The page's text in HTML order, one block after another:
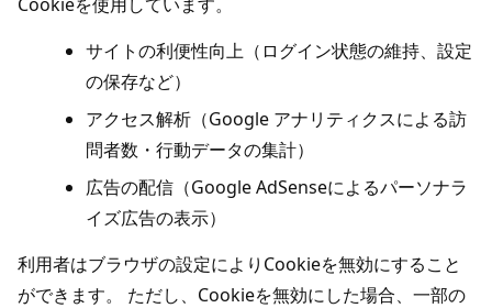
サイトの利便性向上（ログイン状態の維持、設定
の保存など）
アクセス解析（Google アナリティクスによる訪
問者数・行動データの集計）
広告の配信（Google AdSenseによるパーソナラ
イズ広告の表示）
利用者はブラウザの設定によりCookieを無効にすること
ができます。 ただし、Cookieを無効にした場合、一部の